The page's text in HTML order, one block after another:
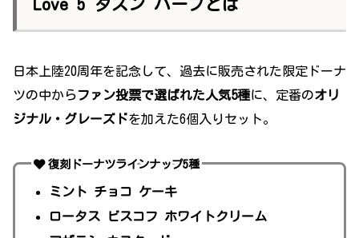
Love 5 ダズン ハーフとは
日本上陸20周年を記念して、過去に販売された限定ドーナ
ツの中からファン投票で選ばれた人気5種に、定番のオリ
ジナル・グレーズドを加えた6個入りセット。
復刻ドーナツラインナップ5種
ミント チョコ ケーキ
ロータス ビスコフ ホワイトクリーム